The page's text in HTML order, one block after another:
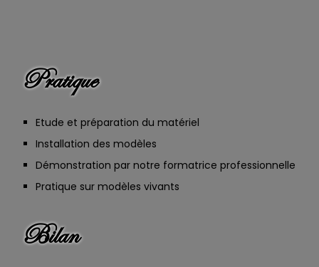
Pratique
Etude et préparation du matériel
Installation des modèles
Démonstration par notre formatrice professionnelle
Pratique sur modèles vivants
Bilan